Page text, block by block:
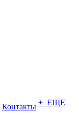
Контакты + ЕЩЕ